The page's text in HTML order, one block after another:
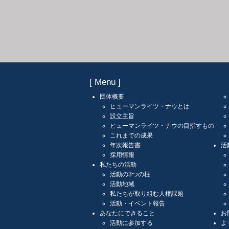
[ Menu ]
団体概要
ヒューマンライツ・ナウとは
設立主旨
ヒューマンライツ・ナウの目指すもの
これまでの成果
年次報告書
採用情報
私たちの活動
活動の3つの柱
活動地域
私たちが取り組む人権課題
活動・イベント報告
あなたにできること
活動に参加する
活
お
よ